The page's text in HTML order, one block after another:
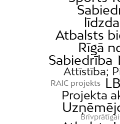
Katlakalns
Kundziņsala
Ķengarags
Atbalsts
Rīgā
Sabiedrība
Attīstība;
RAIC projekts
Projekta